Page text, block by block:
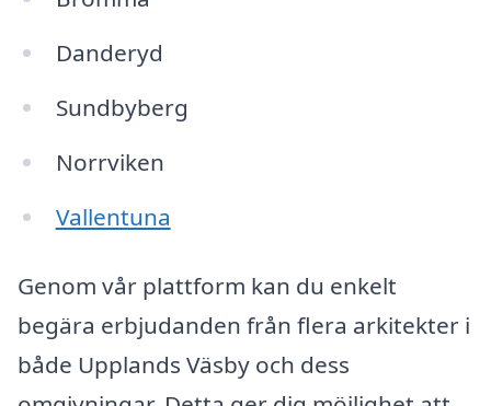
Danderyd
Sundbyberg
Norrviken
Vallentuna
Genom vår plattform kan du enkelt
begära erbjudanden från flera arkitekter i
både Upplands Väsby och dess